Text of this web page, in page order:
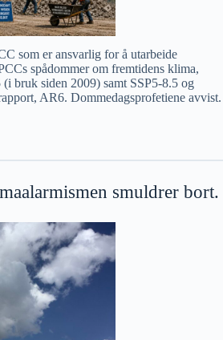
som er ansvarlig for å utarbeide
spådommer om fremtidens klima,
bruk siden 2009) samt SSP5-8.5 og
AR6. Dommedagsprofetiene avvist.
smuldrer bort.